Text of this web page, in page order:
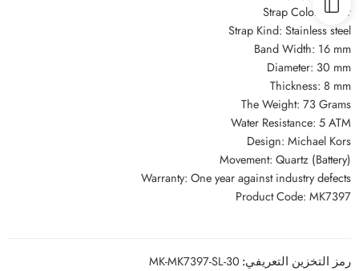
Strap Color: Silver
Strap Kind: Stainless steel
Band Width: 16 mm
Diameter: 30 mm
Thickness: 8 mm
The Weight: 73 Grams
Water Resistance: 5 ATM
Design: Michael Kors
Movement: Quartz (Battery)
Warranty: One year against industry defects
Product Code: MK7397
رمز التخزين التعريفي: MK-MK7397-SL-30